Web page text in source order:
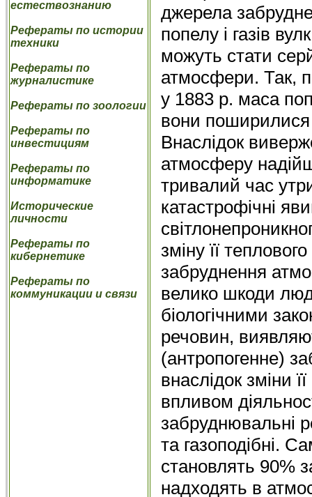
естествознанию
Рефераты по истории
техники
Рефераты по
журналистике
Рефераты по зоологии
Рефераты по
инвестициям
Рефераты по
информатике
Исторические
личности
Рефераты по
кибернетике
Рефераты по
коммуникации и связи
джерела
попелу і газів
можуть стати
атмосфери. Так,
у 1883 р. маса
вони поширилися
Внаслідок
атмосферу
тривалий час
катастрофічні
зміну її
забруднення
велико шкоди
біологічними
речовин,
(антропогенне)
внаслідок зміни
впливом
забруднювальні
та газоподібні.
становлять 90%
надходять в